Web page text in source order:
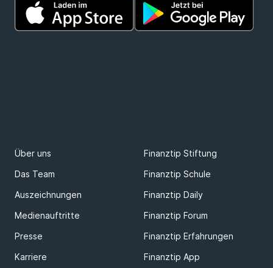
Über uns
Finanztip Stiftung
Das Team
Finanztip Schule
Auszeichnungen
Finanztip Daily
Medienauftritte
Finanztip Forum
Presse
Finanztip Erfahrungen
Karriere
Finanztip App